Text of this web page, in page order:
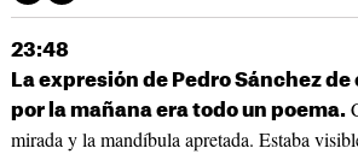
23:48
La expresión de Pedro Sánchez
por la mañana era todo un poema.
mirada y la mandíbula apretada. Estaba